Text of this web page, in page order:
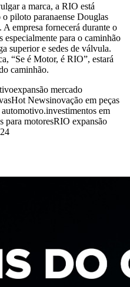
a marca, a RIO está
piloto paranaense Douglas
empresa fornecerá durante o
para o caminhão
superior e sedes de válvula.
“Se é Motor, é RIO”, estará
caminhão.
expansão mercado
Hot Newsinovação em peças
investimentos em
para motoresRIO expansão